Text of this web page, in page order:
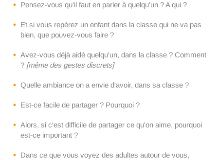
Pensez-vous qu'il faut en parler à quelqu'un ? A qui ?
Et si vous repérez un enfant dans la classe qui ne va pas
bien, que pouvez-vous faire ?
Avez-vous déjà aidé quelqu'un, dans la classe ? Comment
? [même des gestes discrets]
Quelle ambiance on a envie d'avoir, dans sa classe ?
Est-ce facile de partager ? Pourquoi ?
Alors, si c'est difficile de partager ce qu'on aime, pourquoi
est-ce important ?
Dans ce que vous voyez des adultes autour de vous,